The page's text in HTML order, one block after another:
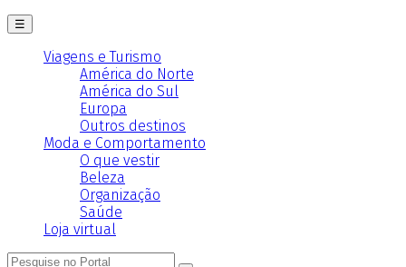
☰
Viagens e Turismo
América do Norte
América do Sul
Europa
Outros destinos
Moda e Comportamento
O que vestir
Beleza
Organização
Saúde
Loja virtual